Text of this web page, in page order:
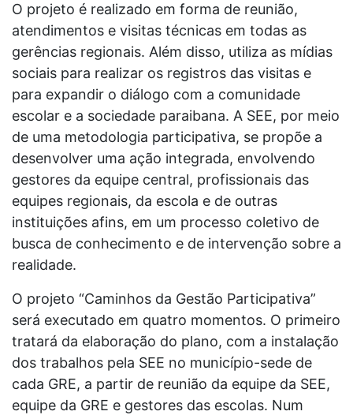
O projeto é realizado em forma de reunião,
atendimentos e visitas técnicas em todas as
gerências regionais. Além disso, utiliza as mídias
sociais para realizar os registros das visitas e
para expandir o diálogo com a comunidade
escolar e a sociedade paraibana. A SEE, por meio
de uma metodologia participativa, se propõe a
desenvolver uma ação integrada, envolvendo
gestores da equipe central, profissionais das
equipes regionais, da escola e de outras
instituições afins, em um processo coletivo de
busca de conhecimento e de intervenção sobre a
realidade.
O projeto “Caminhos da Gestão Participativa”
será executado em quatro momentos. O primeiro
tratará da elaboração do plano, com a instalação
dos trabalhos pela SEE no município-sede de
cada GRE, a partir de reunião da equipe da SEE,
equipe da GRE e gestores das escolas. Num